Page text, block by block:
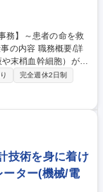
末梢血幹細胞）が移
る社会的意義の大き
調
務（電話・メール
入力、集計作業等
患者様の「生きる
取り力」が、人命救
。高い貢献性を感じ
充実◎
完全週休2日制
技術を身に着け
ター(機械/電